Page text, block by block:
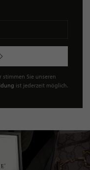
Sie unseren
ist jederzeit möglich.